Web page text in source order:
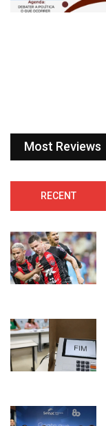
Most Reviews
RECENT